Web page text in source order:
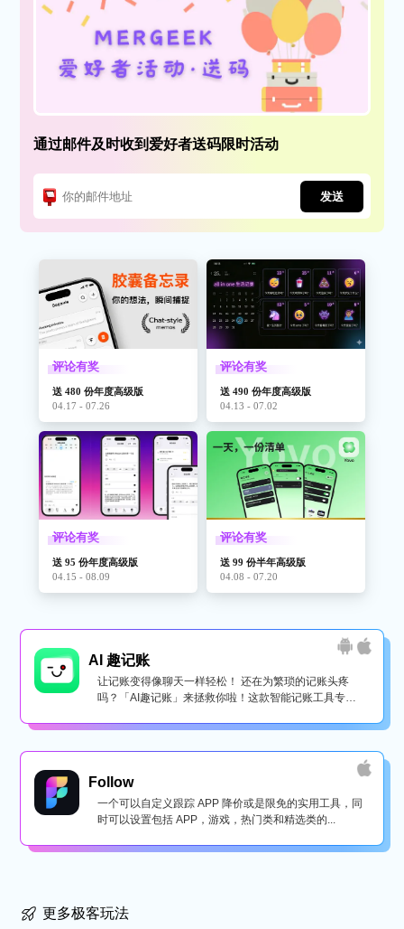
通过邮件及时收到爱好者送码限时活动
发送
评论有奖
送 480 份年度高级版
04.17 - 07.26
评论有奖
送 490 份年度高级版
04.13 - 07.02
评论有奖
送 95 份年度高级版
04.15 - 08.09
评论有奖
送 99 份半年高级版
04.08 - 07.20
AI 趣记账
让记账变得像聊天一样轻松！ 还在为繁琐的记账头疼
吗？「AI趣记账」来拯救你啦！这款智能记账工具专为
Follow
一个可以自定义跟踪 APP 降价或是限免的实用工具，同
时可以设置包括 APP，游戏，热门类和精选类的...
更多极客玩法